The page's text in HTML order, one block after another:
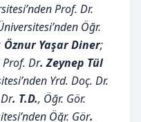
Prof. Dr.
Öğr.
Öznur Yaşar Diner;
Prof. Dr. Zeynep Tül
Yrd. Doç. Dr.
. T.D., Öğr. Gör.
Öğr. Gör.